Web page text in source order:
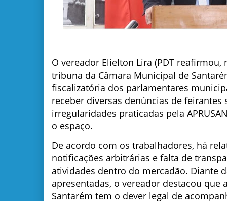
O vereador Elielton Lira (PDT reafirmou,
tribuna da Câmara Municipal de
fiscalizatória dos parlamentares
receber diversas denúncias de feirantes
irregularidades praticadas pela
o espaço.
De acordo com os trabalhadores, há
notificações arbitrárias e falta de
atividades dentro do mercadão. Diante
apresentadas, o vereador destacou que
Santarém tem o dever legal de